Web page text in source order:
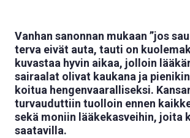
Vanhan sanonnan mukaan ”jos
terva eivät auta, tauti on
kuvastaa hyvin aikaa, jolloin
sairaalat olivat kaukana ja
koitua hengenvaaralliseksi.
turvauduttiin tuolloin ennen
sekä moniin lääkekasveihin, joita
saatavilla.